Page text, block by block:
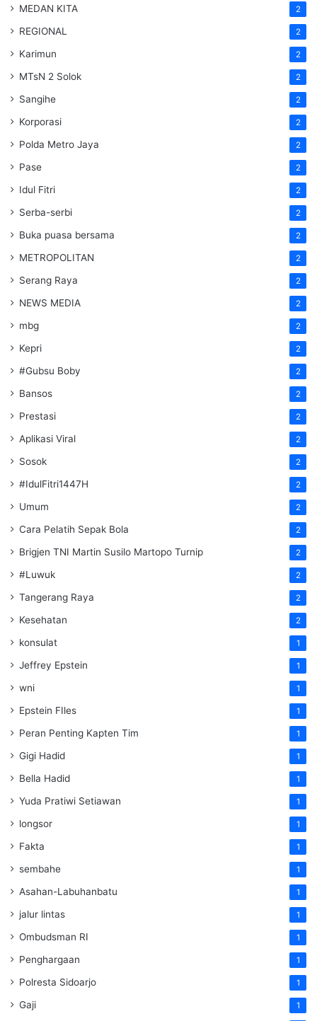
MEDAN KITA 2
REGIONAL 2
Karimun 2
MTsN 2 Solok 2
Sangihe 2
Korporasi 2
Polda Metro Jaya 2
Pase 2
Idul Fitri 2
Serba-serbi 2
Buka puasa bersama 2
METROPOLITAN 2
Serang Raya 2
NEWS MEDIA 2
mbg 2
Kepri 2
#Gubsu Boby 2
Bansos 2
Prestasi 2
Aplikasi Viral 2
Sosok 2
#IdulFitri1447H 2
Umum 2
Cara Pelatih Sepak Bola 2
Brigjen TNI Martin Susilo Martopo Turnip 2
#Luwuk 2
Tangerang Raya 2
Kesehatan 2
konsulat 1
Jeffrey Epstein 1
wni 1
Epstein FIles 1
Peran Penting Kapten Tim 1
Gigi Hadid 1
Bella Hadid 1
Yuda Pratiwi Setiawan 1
longsor 1
Fakta 1
sembahe 1
Asahan-Labuhanbatu 1
jalur lintas 1
Ombudsman RI 1
Penghargaan 1
Polresta Sidoarjo 1
Gaji 1